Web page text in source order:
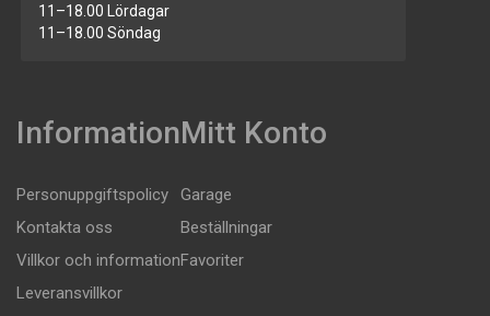
11–18.00 Lördagar
11–18.00 Söndag
Information
Personuppgiftspolicy
Kontakta oss
Villkor och information
Leveransvillkor
Mitt Konto
Garage
Beställningar
Favoriter